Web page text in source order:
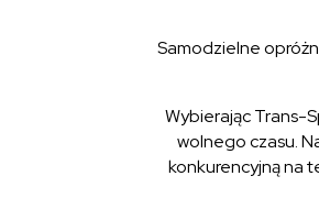
Samodzielne
Wybierając Trans-
wolnego czasu.
konkurencyjną na